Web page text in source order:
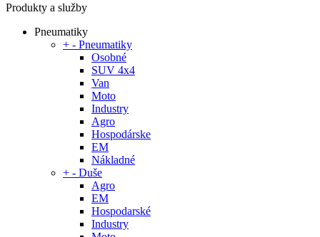
Produkty a služby
Pneumatiky
+ - Pneumatiky
Osobné
SUV 4x4
Van
Moto
Industry
Agro
Hospodárske
EM
Nákladné
+ - Duše
Agro
EM
Hospodarské
Industry